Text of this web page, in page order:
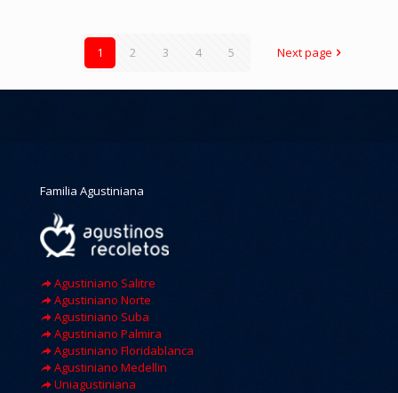
1 2 3 4 5 Next page
Familia Agustiniana
Agustiniano Salitre
Agustiniano Norte
Agustiniano Suba
Agustiniano Palmira
Agustiniano Floridablanca
Agustiniano Medellin
Uniagustiniana